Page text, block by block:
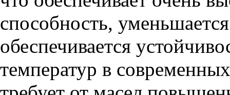
способность,
обеспечивается
температур в